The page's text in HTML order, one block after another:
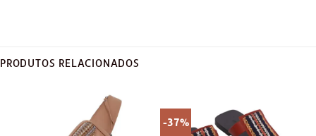
PRODUTOS RELACIONADOS
-37%